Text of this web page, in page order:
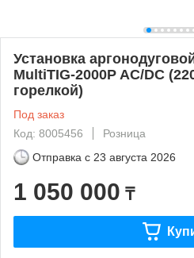
Установка
MultiTIG-2000P AC/DC
горелкой)
Под заказ
Код: 8005456
Розница
Отправка с 23 августа 2026
1 050 000 ₸